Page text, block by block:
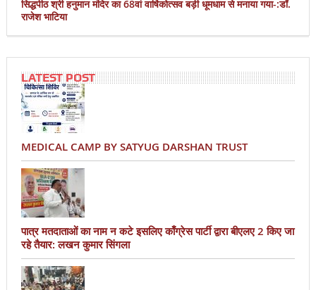
सिद्धपीठ श्री हनुमान मंदिर का 68वां वार्षिकोत्सव बड़ी धूमधाम से मनाया गया-:डॉ.
राजेश भाटिया
LATEST POST
MEDICAL CAMP BY SATYUG DARSHAN TRUST
पात्र मतदाताओं का नाम न कटे इसलिए काँग्रेस पार्टी द्वारा बीएलए 2 किए जा
रहे तैयार: लखन कुमार सिंगला